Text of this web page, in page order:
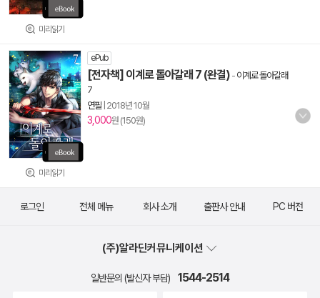
미리읽기
미리읽기
ePub
[전자책] 이계로 돌아갈래 7 (완결) - 이계로 돌아갈래
7
연필 2018년 10월
3,000원 (150원)
로그인 전체 메뉴 회사 소개 출판사 안내 PC 버전
(주)알라딘커뮤니케이션
일반문의 (발신자 부담) 1544-2514